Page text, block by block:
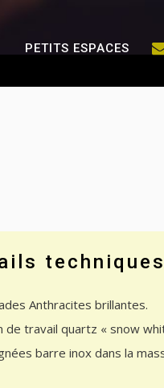
PETITS ESPACES
techniques
Anthracites brillantes.
de travail quartz « snow
barre inox dans la